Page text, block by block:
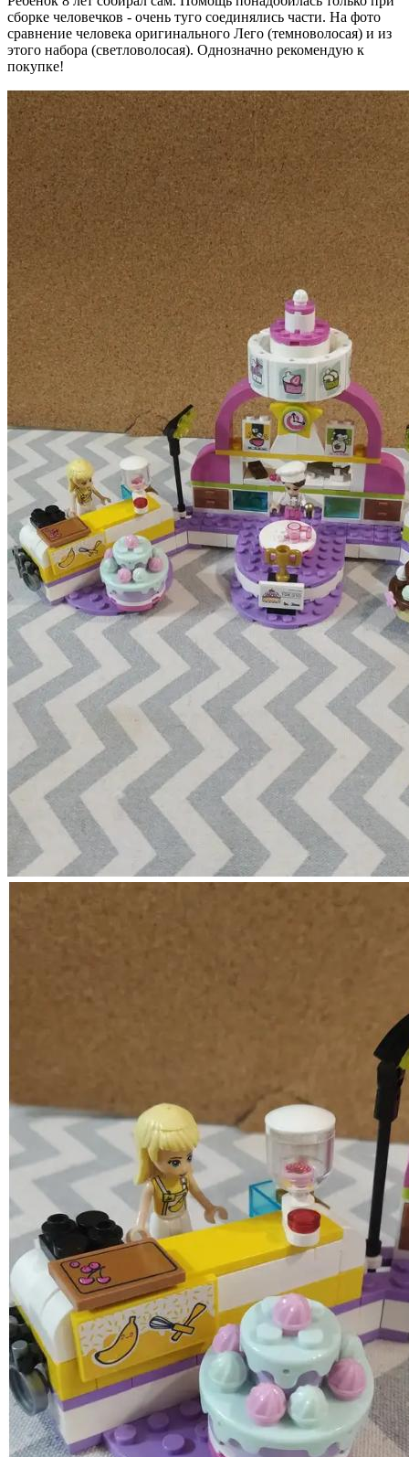
сборке человечков - очень туго соединялись части. На фото
сравнение человека оригинального Лего (темноволосая) и из
этого набора (светловолосая). Однозначно рекомендую к
покупке!